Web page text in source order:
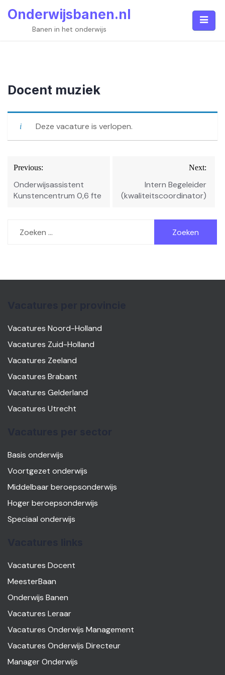
Onderwijsbanen.nl
Banen in het onderwijs
Docent muziek
Deze vacature is verlopen.
Bericht
navigatie
Previous:
Onderwijsassistent
Kunstencentrum 0,6 fte
Next:
Intern Begeleider
(kwaliteitscoordinator)
naar:
Vacatures Noord-Holland
Vacatures Zuid-Holland
Vacatures Zeeland
Vacatures Brabant
Vacatures Gelderland
Vacatures Utrecht
Basis onderwijs
Voortgezet onderwijs
Middelbaar beroepsonderwijs
Hoger beroepsonderwijs
Speciaal onderwijs
Vacatures Docent
MeesterBaan
Onderwijs Banen
Vacatures Leraar
Vacatures Onderwijs Management
Vacatures Onderwijs Directeur
Manager Onderwijs